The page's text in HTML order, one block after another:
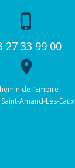
phone_iphone
27 33 99 00
place
de l’Empire
Amand-Les-Eaux